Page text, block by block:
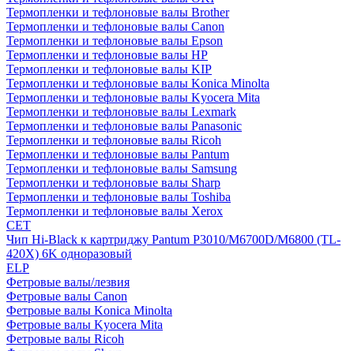
Термопленки и тефлоновые валы Brother
Термопленки и тефлоновые валы Canon
Термопленки и тефлоновые валы Epson
Термопленки и тефлоновые валы HP
Термопленки и тефлоновые валы KIP
Термопленки и тефлоновые валы Konica Minolta
Термопленки и тефлоновые валы Kyocera Mita
Термопленки и тефлоновые валы Lexmark
Термопленки и тефлоновые валы Panasonic
Термопленки и тефлоновые валы Ricoh
Термопленки и тефлоновые валы Pantum
Термопленки и тефлоновые валы Samsung
Термопленки и тефлоновые валы Sharp
Термопленки и тефлоновые валы Toshiba
Термопленки и тефлоновые валы Xerox
CET
Чип Hi-Black к картриджу Pantum P3010/M6700D/M6800 (TL-
420X) 6K одноразовый
ELP
Фетровые валы/лезвия
Фетровые валы Canon
Фетровые валы Konica Minolta
Фетровые валы Kyocera Mita
Фетровые валы Ricoh